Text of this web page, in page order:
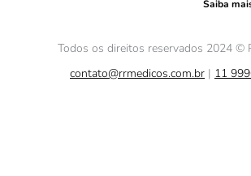
Saiba
Todos os direitos reservados 2024 ©
contato@rrmedicos.com.br | 11